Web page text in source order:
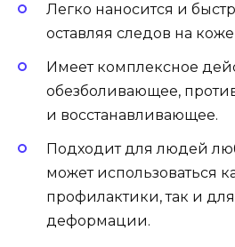
Легко наносится и
оставляя следов на
Имеет комплексное
обезболивающее,
и восстанавливающее.
Подходит для людей
может использоваться
профилактики, так и
деформации.